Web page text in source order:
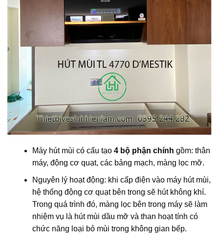
Máy hút mùi có cấu tạo 4 bộ phận chính gồm: thân
máy, động cơ quạt, các bảng mạch, màng lọc mỡ.
Nguyên lý hoạt động: khi cấp điện vào máy hút mùi,
hệ thống động cơ quạt bên trong sẽ hút không khí.
Trong quá trình đó, màng lọc bên trong máy sẽ làm
nhiệm vụ là hút mùi dầu mỡ và than hoạt tính có
chức năng loại bỏ mùi trong không gian bếp.